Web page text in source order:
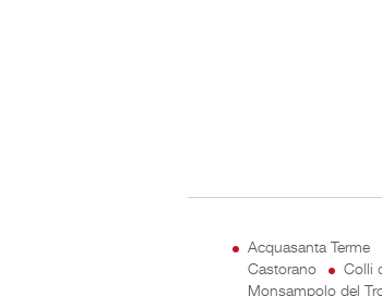
Acquasanta Terme
Castorano
Colli
Monsampolo del